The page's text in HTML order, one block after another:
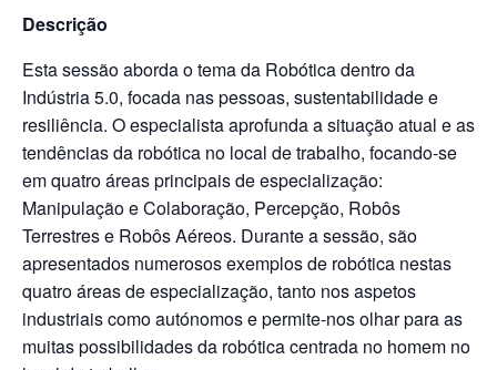
Descrição
Esta sessão aborda o tema da Robótica dentro da
Indústria 5.0, focada nas pessoas, sustentabilidade e
resiliência. O especialista aprofunda a situação atual e as
tendências da robótica no local de trabalho, focando-se
em quatro áreas principais de especialização:
Manipulação e Colaboração, Percepção, Robôs
Terrestres e Robôs Aéreos. Durante a sessão, são
apresentados numerosos exemplos de robótica nestas
quatro áreas de especialização, tanto nos aspetos
industriais como autónomos e permite-nos olhar para as
muitas possibilidades da robótica centrada no homem no